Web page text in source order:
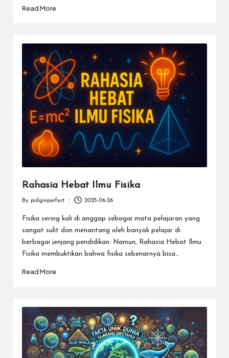
Read More
Rahasia Hebat Ilmu Fisika
by
By pidginperfect 2025-06-26
Fisika sering kali di anggap sebagai mata pelajaran yang
sangat sulit dan menantang oleh banyak pelajar di
berbagai jenjang pendidikan. Namun, Rahasia Hebat Ilmu
Fisika membuktikan bahwa fisika sebenarnya bisa…
Read More